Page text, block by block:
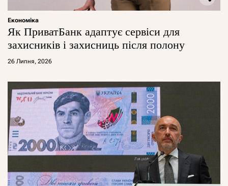
Економіка
Як ПриватБанк адаптує сервіси для
захисників і захисниць після полону
26 Липня, 2026